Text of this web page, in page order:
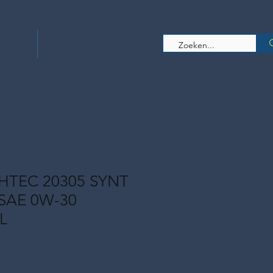
20305 SYNT
0W-30